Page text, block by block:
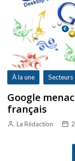
À la une Secteurs
Google
français
La Rédaction